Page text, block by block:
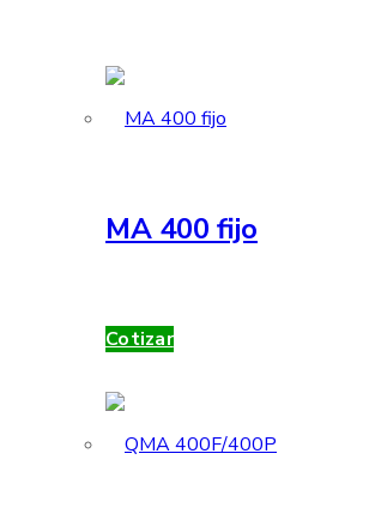
MA 400 fijo
Cotizar